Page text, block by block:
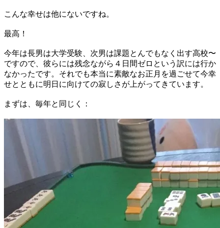
こんな幸せは他にないですね。
最高！
今年は長男は大学受験、次男は課題とんでもなく出す高校〜
ですので、彼らには残念ながら４日間ゼロという訳には行か
なかったです。それでも本当に素敵なお正月を過ごせて今幸
せとともに明日に向けての寂しさが上がってきています。
​まずは、毎年と同じく：